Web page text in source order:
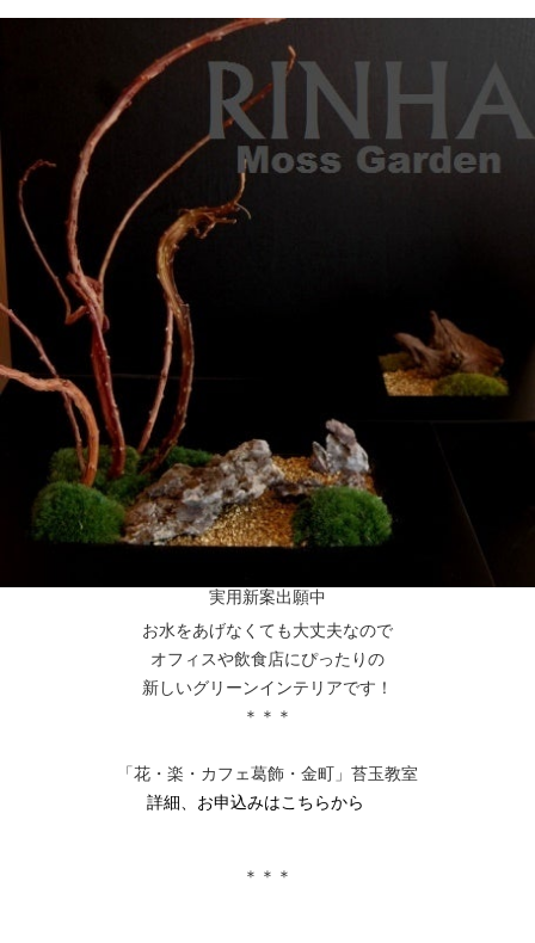
実用新案出願中
お水をあげなくても大丈夫なので
オフィスや飲食店にぴったりの
新しいグリーンインテリアです！
＊＊＊
「花・楽・カフェ葛飾・金町」 苔玉教室
詳細、お申込みはこちらから
＊＊＊